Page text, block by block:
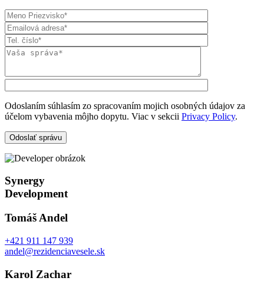
Odoslaním súhlasím zo spracovaním mojich osobných údajov za
účelom vybavenia môjho dopytu. Viac v sekcii Privacy Policy.
Synergy
Development
Tomáš Andel
+421 911 147 939
andel@rezidenciavesele.sk
Karol Zachar